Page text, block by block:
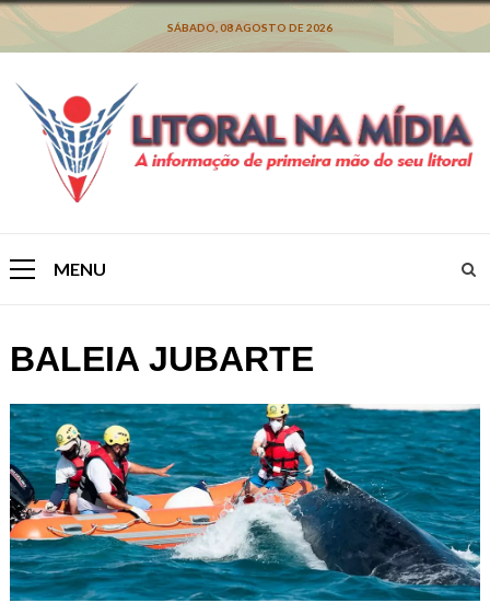
Skip
content
SÁBADO, 08 AGOSTO DE 2026
PrimaryMENU
BALEIA JUBARTE